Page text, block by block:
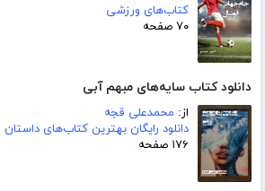
کتاب‌های ورزشی
۷۰ صفحه
دانلود کتاب سایه‌های مبهم آبی
از: محمدعلی قجه
دانلود رایگان بهترین کتاب‌های داستان
۱۷۶ صفحه